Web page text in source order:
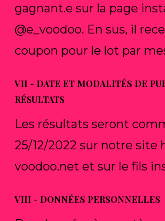
gagnant.e sur la page
@e_voodoo. En sus, il
coupon pour le lot par
VII - DATE ET MODALITÉS DE
RÉSULTATS
Les résultats seront
25/12/2022 sur notre site
voodoo.net et sur le fils
VIII - DONNÉES PERSONNELLES